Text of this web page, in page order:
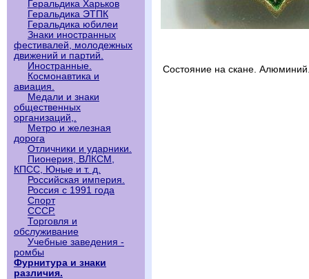
Геральдика Харьков
Геральдика ЭТПК
Геральдика юбилеи
Знаки иностранных
фестивалей, молодежных
движений и партий.
Иностранные.
Космонавтика и
авиация.
Медали и знаки
общественных
организаций,.
Метро и железная
дорога
Отличники и ударники.
Пионерия, ВЛКСМ,
КПСС, Юные и т. д.
Российская империя.
Россия с 1991 года
Спорт
СССР.
Торговля и
обслуживание
Учебные заведения -
ромбы
Фурнитура и знаки
различия.
Состояние на скане.